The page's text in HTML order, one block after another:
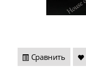
Сравнить